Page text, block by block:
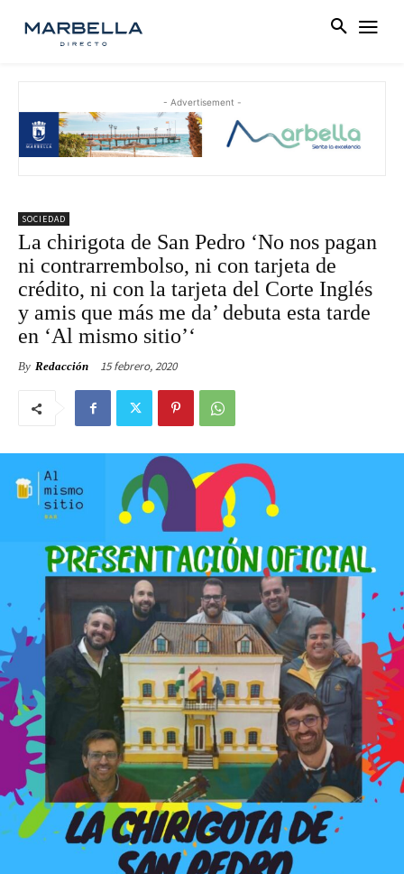
- Advertisement -
SOCIEDAD
La chirigota de San Pedro ‘No nos pagan
ni contrarrembolso, ni con tarjeta de
crédito, ni con la tarjeta del Corte Inglés
y amis que más me da’ debuta esta tarde
en ‘Al mismo sitio’‘
By Redacción 15 febrero, 2020